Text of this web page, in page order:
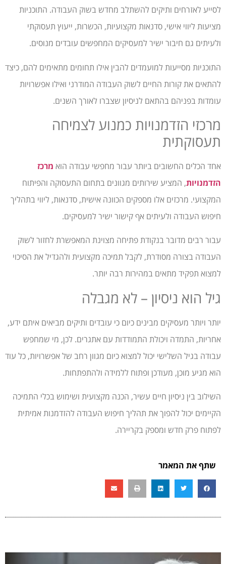
לסייע לאזרחים ותיקים להשתלב מחדש בשוק העבודה. התוכניות
מציעות ליווי אישי, סדנאות מקצועיות, הכשרות, ייעוץ תעסוקתי
ולעיתים גם חיבור ישיר למעסיקים המחפשים עובדים מנוסים.
התוכניות מסייעות למועמדים להבין אילו תחומים מתאימים להם, כיצד
להתאים את קורות החיים לשוק העבודה המודרני ואילו אפשרויות
עומדות בפניהם בהתאם לניסיון שצברו לאורך השנים.
מרכזי הזדמנויות כמנוע לצמיחה
תעסוקתית
אחד הכלים החשובים ביותר עבור מחפשי עבודה הוא מרכז
הזדמנויות, המציע שירותים מגוונים בתחום התעסוקה והפיתוח
המקצועי. מרכזים אלו מספקים הכוונה אישית, סדנאות, ליווי בתהליך
חיפוש העבודה ולעיתים אף קישור ישיר למעסיקים.
עבור רבים מדובר בנקודת פתיחה מצוינת המאפשרת לחזור לשוק
העבודה בצורה מסודרת, לקבל תמיכה מקצועית ולהגדיל את הסיכוי
למצוא תפקיד מתאים במהירות רבה יותר.
גיל הוא ניסיון – לא מגבלה
יותר ויותר מעסיקים מבינים כיום כי עובדים ותיקים מביאים איתם ידע,
אחריות, התמדה ויכולת התמודדות עם אתגרים. לכן, מי שמחפש
עבודה בגיל השלישי יכול למצוא כיום מגוון רחב של אפשרויות, כל עוד
הוא מגיע מוכן, מעודכן ופתוח ללמידה ולהתפתחות.
השילוב בין ניסיון חיים עשיר, הכנה מקצועית ושימוש בכלי התמיכה
הקיימים יכול להפוך את תהליך חיפוש העבודה להזדמנות אמיתית
לפתוח פרק חדש ומספק בקריירה.
שתף את המאמר